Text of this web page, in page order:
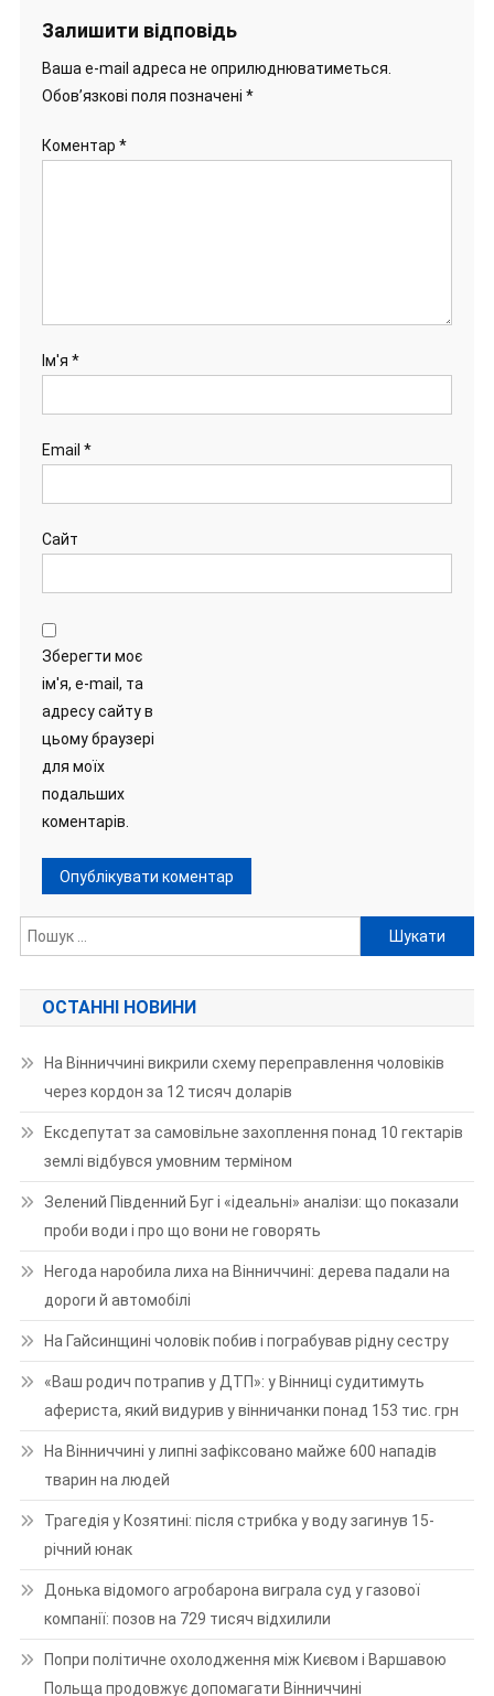
Залишити відповідь
Ваша e-mail адреса не оприлюднюватиметься.
Обов’язкові поля позначені *
Коментар *
Ім'я *
Email *
Сайт
Зберегти моє
ім'я, e-mail, та
адресу сайту в
цьому браузері
для моїх
подальших
коментарів.
Пошук:
ОСТАННІ НОВИНИ
На Вінниччині викрили схему переправлення чоловіків
через кордон за 12 тисяч доларів
Ексдепутат за самовільне захоплення понад 10 гектарів
землі відбувся умовним терміном
Зелений Південний Буг і «ідеальні» аналізи: що показали
проби води і про що вони не говорять
Негода наробила лиха на Вінниччині: дерева падали на
дороги й автомобілі
На Гайсинщині чоловік побив і пограбував рідну сестру
«Ваш родич потрапив у ДТП»: у Вінниці судитимуть
афериста, який видурив у вінничанки понад 153 тис. грн
На Вінниччині у липні зафіксовано майже 600 нападів
тварин на людей
Трагедія у Козятині: після стрибка у воду загинув 15-
річний юнак
Донька відомого агробарона виграла суд у газової
компанії: позов на 729 тисяч відхилили
Попри політичне охолодження між Києвом і Варшавою
Польща продовжує допомагати Вінниччині